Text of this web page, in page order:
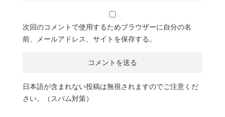
次回のコメントで使用するためブラウザーに自分の名
前、メールアドレス、サイトを保存する。
日本語が含まれない投稿は無視されますのでご注意くだ
さい。（スパム対策）